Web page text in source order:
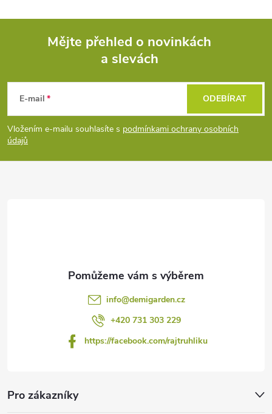
p
a
Mějte přehled o novinkách
a slevách
E-mail
Vložením e-mailu souhlasíte s podmínkami ochrany osobních
údajů
ODEBÍRAT
info@demigarden.cz
+420 731 303 229
https://facebook.com/rajtruhliku
Pro zákazníky